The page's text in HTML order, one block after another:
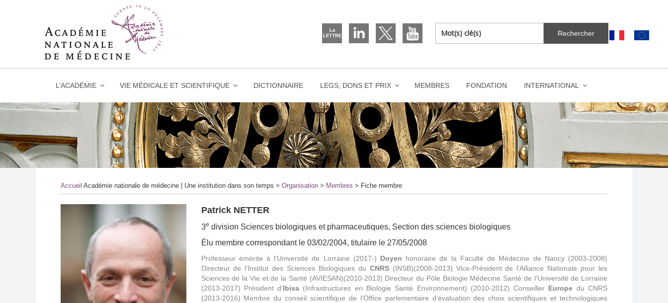
L’ACADÉMIE VIE MÉDICALE ET SCIENTIFIQUE DICTIONNAIRE LEGS, DONS ET PRIX MEMBRES FONDATION INTERNATIONAL
Skip
Accueil Académie nationale de médecine | Une institution dans son temps > Organisation > Membres > Fiche membre
Patrick NETTER
3e division Sciences biologiques et pharmaceutiques, Section des sciences biologiques
Élu membre correspondant le 03/02/2004, titulaire le 27/05/2008
Professeur émérite à l’Université de Lorraine (2017-) Doyen honoraire de la Faculté de Médecine de Nancy (2003-2008)
Directeur de l’Institut des Sciences Biologiques du CNRS(INSB)(2008-2013) Vice-Président de l’Alliance Nationale pour les
Sciences de la Vie et de la Santé (AVIESAN)(2010-2013) Directeur du Pôle Biologie Médecine Santé de l’Université de Lorraine
(2013-2017) Président d’Ibisa (Infrastructures en Biologie Santé Environnement) (2010-2012) Conseiller Europe du CNRS
(2013-2016) Membre du conseil scientifique de l’Office parlementaire d’évaluation des choix scientifiques et technologiques